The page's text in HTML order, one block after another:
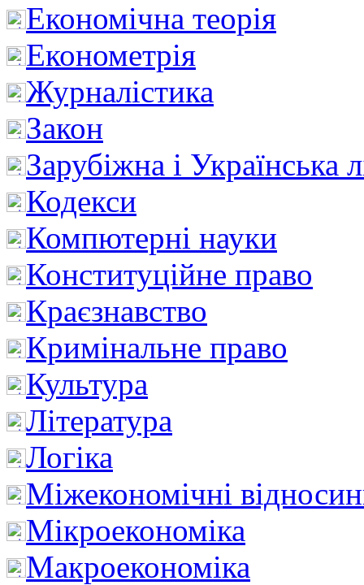
Економічна теорія
Економетрія
Журналістика
Закон
Зарубіжна і Українська
Кодекси
Компютерні науки
Конституційне право
Краєзнавство
Кримінальне право
Культура
Література
Логіка
Міжекономічні
Мікроекономіка
Макроекономіка